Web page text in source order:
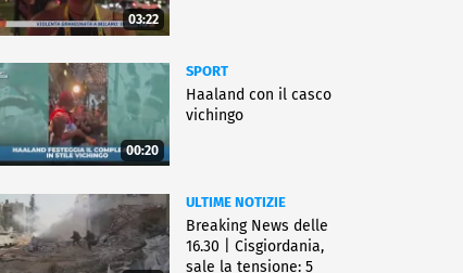
03:22
00:20
SPORT
Haaland con il casco
vichingo
ULTIME NOTIZIE
Breaking News delle
16.30 | Cisgiordania,
sale la tensione: 5